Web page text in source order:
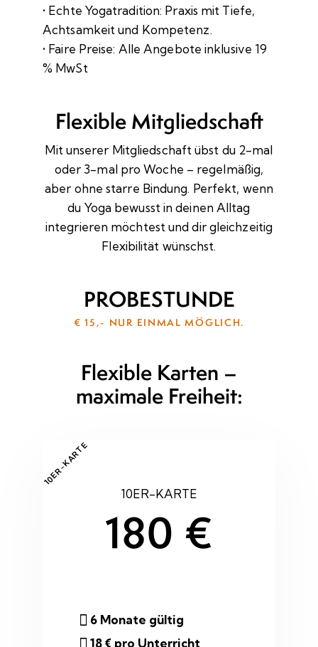
• Echte Yogatradition: Praxis mit Tiefe,
Achtsamkeit und Kompetenz.
• Faire Preise: Alle Angebote inklusive 19
% MwSt
Flexible Mitgliedschaft
Mit unserer Mitgliedschaft übst du 2-mal
oder 3-mal pro Woche – regelmäßig,
aber ohne starre Bindung. Perfekt, wenn
du Yoga bewusst in deinen Alltag
integrieren möchtest und dir gleichzeitig
Flexibilität wünschst.
PROBESTUNDE
€ 15,- NUR EINMAL MÖGLICH.
Flexible Karten –
maximale Freiheit:
10ER-KARTE
10ER-KARTE
180 €
6 Monate gültig
18 € pro Unterricht